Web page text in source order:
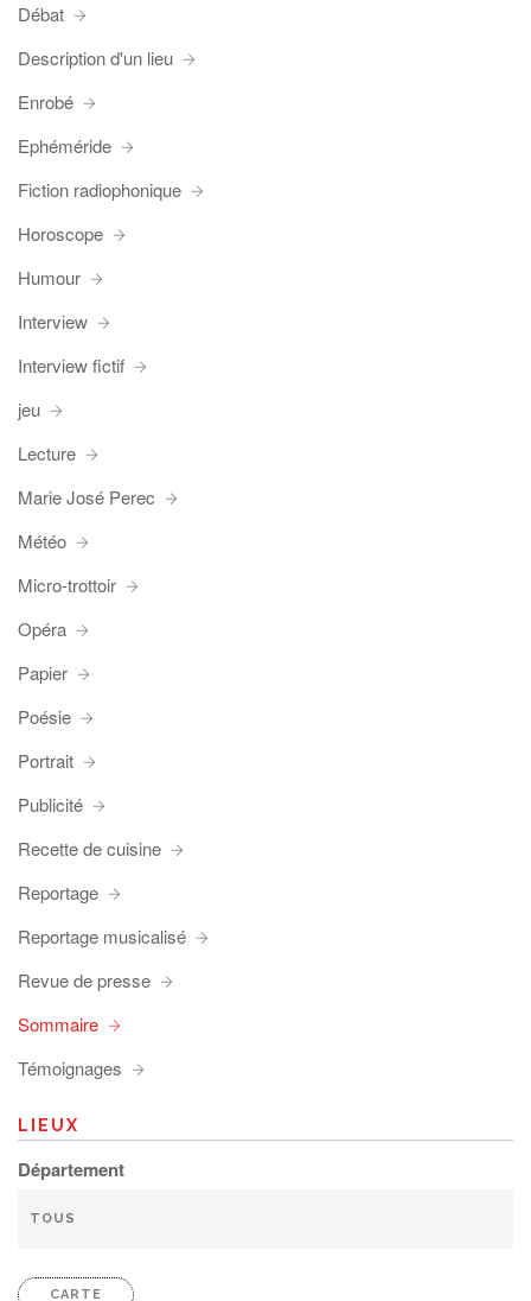
Débat
Description d'un lieu
Enrobé
Ephéméride
Fiction radiophonique
Horoscope
Humour
Interview
Interview fictif
jeu
Lecture
Marie José Perec
Météo
Micro-trottoir
Opéra
Papier
Poésie
Portrait
Publicité
Recette de cuisine
Reportage
Reportage musicalisé
Revue de presse
Sommaire
Témoignages
LIEUX
Département
CARTE